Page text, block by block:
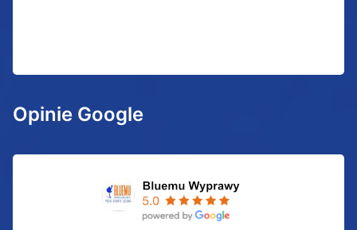
Opinie Google